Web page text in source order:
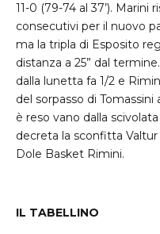
11-0 (79-74 al 37’).
consecutivi per il nuovo
ma la tripla di Esposito
distanza a 25” dal
dalla lunetta fa 1/2 e
del sorpasso di
è reso vano dalla
decreta la sconfitta Valtur
Dole Basket Rimini.
IL TABELLINO